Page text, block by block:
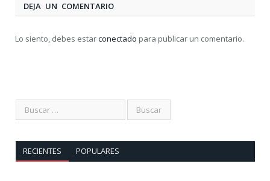
DEJA UN COMENTARIO
Lo siento, debes estarconectado para publicar un comentario.
RECIENTES POPULARES